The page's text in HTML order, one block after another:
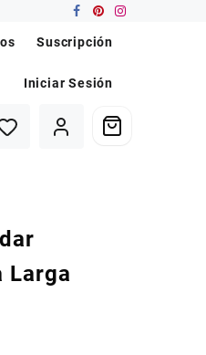
Suscripción
Iniciar Sesión
Larga